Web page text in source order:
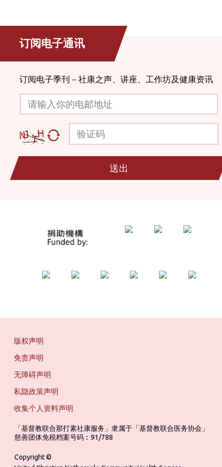
订阅电子通讯
订阅电子季刊－社康之声、讲座、工作坊及健康资讯
请输入你的电邮地址
验证码
送出
版权声明
免责声明
无障碍声明
私隐政策声明
收集个人资料声明
「基督教联合那打素社康服务」隶属于「基督教联合医务协会」
慈善团体免税档案号码︰91/788
Copyright ©